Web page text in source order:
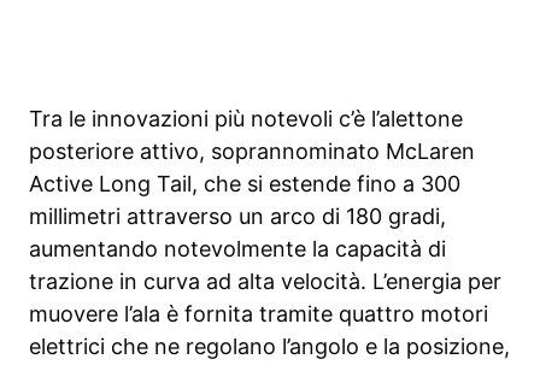
Tra le innovazioni più notevoli c’è l’alettone
posteriore attivo, soprannominato McLaren
Active Long Tail, che si estende fino a 300
millimetri attraverso un arco di 180 gradi,
aumentando notevolmente la capacità di
trazione in curva ad alta velocità. L’energia per
muovere l’ala è fornita tramite quattro motori
elettrici che ne regolano l’angolo e la posizione,